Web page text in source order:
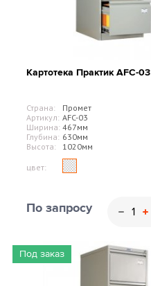
Картотека Практик AFC-03
Страна:
Промет
Артикул: AFC-03
Ширина: 467мм
Глубина: 630мм
Высота:
1020мм
цвет:
По запросу
Под заказ